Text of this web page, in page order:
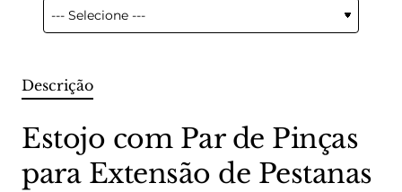
Descrição
Estojo com Par de Pinças
para Extensão de Pestanas